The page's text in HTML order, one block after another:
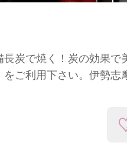
長炭で焼く！炭の効果
をご利用下さい。伊勢